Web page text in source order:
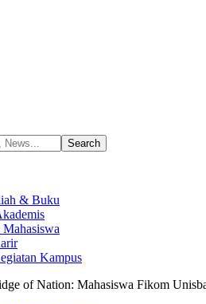
& Buku
Kampus
of Nation: Mahasiswa Fikom